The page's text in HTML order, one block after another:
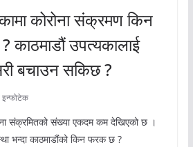
कोरोना संक्रमण किन
काठमाडौं उपत्यकालाई
बचाउन सकिछ ?
इन्फोटेक
संक्रमितको संख्या एकदम कम देखिएको छ ।
भन्दा काठमाडौंको किन फरक छ ?